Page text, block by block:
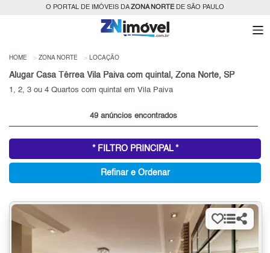
O PORTAL DE IMÓVEIS DAZONA NORTEDE SÃO PAULO
HOME ZONA NORTE LOCAÇÃO
Alugar Casa Térrea Vila Paiva com quintal, Zona Norte, SP
1, 2, 3 ou 4 Quartos com quintal em Vila Paiva
49 anúncios encontrados
* FILTRO PRINCIPAL *
Refinar e Ordenar